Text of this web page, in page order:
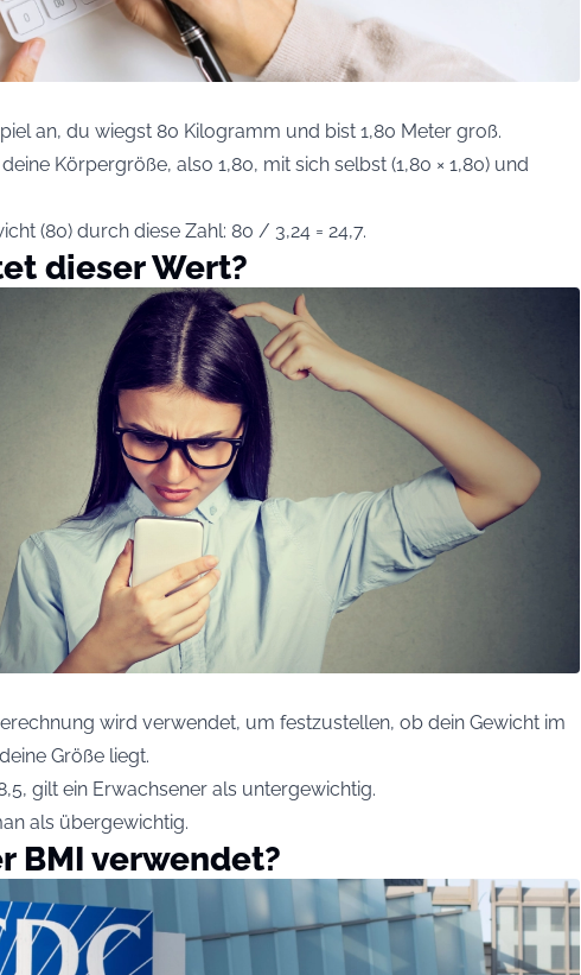
an, du wiegst 80 Kilogramm und bist 1,80 Meter groß.
Körpergröße, also 1,80, mit sich selbst (1,80 × 1,80) und
(80) durch diese Zahl: 80 / 3,24 = 24,7.
dieser Wert?
wird verwendet, um festzustellen, ob dein Gewicht im
Größe liegt.
gilt ein Erwachsener als untergewichtig.
als übergewichtig.
BMI verwendet?